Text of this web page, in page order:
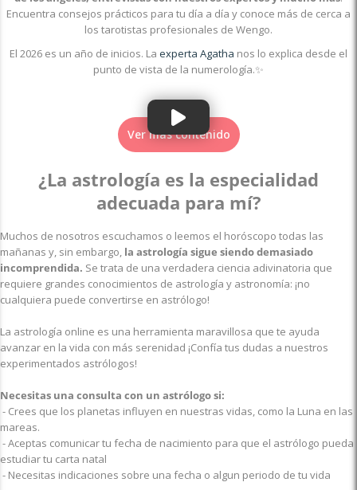
Encuentra consejos prácticos para tu día a día y conoce más de cerca a
los tarotistas profesionales de Wengo.
El 2026 es un año de inicios. La experta Agatha nos lo explica desde el
punto de vista de la numerología.✨
Ver más contenido
¿La astrología es la especialidad
adecuada para mí?
Muchos de nosotros escuchamos o leemos el horóscopo todas las
mañanas y, sin embargo, la astrología sigue siendo demasiado
incomprendida. Se trata de una verdadera ciencia adivinatoria que
requiere grandes conocimientos de astrología y astronomía: ¡no
cualquiera puede convertirse en astrólogo!
La astrología online es una herramienta maravillosa que te ayuda
avanzar en la vida con más serenidad ¡Confía tus dudas a nuestros
experimentados astrólogos!
Necesitas una consulta con un astrólogo si:
- Crees que los planetas influyen en nuestras vidas, como la Luna en las
mareas.
- Aceptas comunicar tu fecha de nacimiento para que el astrólogo pueda
estudiar tu carta natal
- Necesitas indicaciones sobre una fecha o algun periodo de tu vida